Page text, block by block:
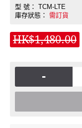
型 號： TCM-LTE
庫存狀態： 需訂貨
HK$1,480.00
-